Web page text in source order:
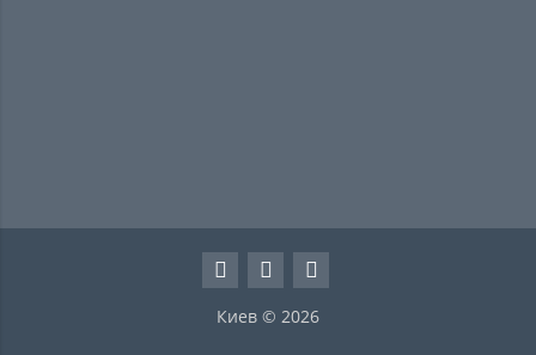
Киев © 2026